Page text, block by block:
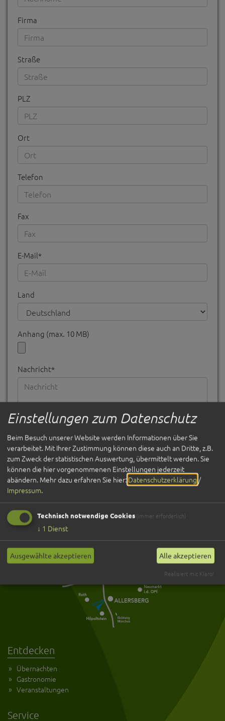
Firma
Straße
PLZ
Ort
Telefon
Fax
E-Mail*
Land
Anhang (max. 10 MB)
Nachricht*
Ich habe dieDatenschutzerklärung gelesenund bin
damit einverstanden.*
Absenden *) Pflichtfeld
Entdecken
Übernachten
Gastronomie
Veranstaltungen
Service
Einstellungen zum Datenschutz
Beim Besuch unserer Website werden Informationen über Sie
verarbeitet. Mit Ihrer Zustimmung können diese auch an Dritte, z.B.
zum Zweck der statistischen Auswertung, übermittelt werden. Sie
können die hier vorgenommenen Einstellungen jederzeit
abändern. Mehr dazu erfahren Sie hier: Datenschutzerklärung /
Impressum.
Technisch notwendige Cookies(immer erforderlich)
↓ 1 Dienst
Ausgewählte akzeptieren Alle akzeptieren
Realisiert mit Klaro!